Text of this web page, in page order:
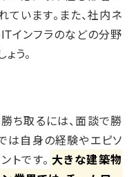
います。また、社内ネ
インフラのなどの分野
う。
ち取るには、面談で勝
は自身の経験やエピソ
トです。 大きな建築物